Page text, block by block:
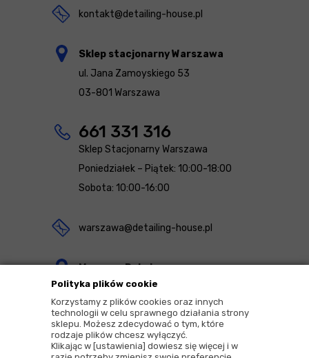
Polityka plików cookie
Korzystamy z plików cookies oraz innych
technologii w celu sprawnego działania strony
sklepu. Możesz zdecydować o tym, które
rodzaje plików chcesz wyłączyć.
Klikając w [ustawienia] dowiesz się więcej i w
kontakt@detailing-house.pl
Sklep stacjonarny Warszawa
ul. Jana Zamoyskiego 53
03-801 Warszawa
661 331 316
Sklep Stacjonarny Warszawa
Poniedziałek – Piątek: 10:00-18:00
Sobota: 10:00-16:00
warszawa@detailing-house.pl
Magazyn Rekcin
Nomos Sp. z o.o. sp.k.
ul. Agrestowa 1
83-010 Rekcin